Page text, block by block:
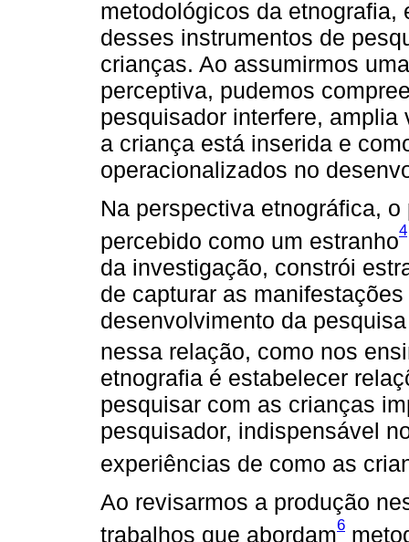
metodológicos da
desses instrumentos de
crianças. Ao assumirmos
perceptiva, pudemos
pesquisador interfere,
a criança está inserida e
operacionalizados no
Na perspectiva etnográfica,
percebido como um estranho4
da investigação, constrói
de capturar as
desenvolvimento da
nessa relação, como nos
etnografia é estabelecer
pesquisar com as crianças
pesquisador, indispensável
experiências de como as
Ao revisarmos a produção
trabalhos que abordam6